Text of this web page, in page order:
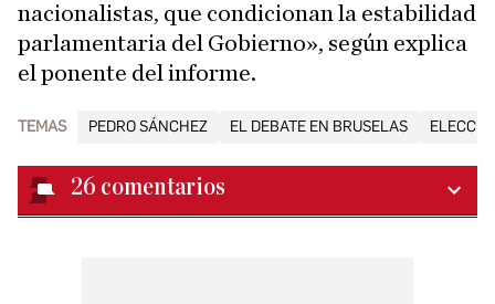
nacionalistas, que condicionan la estabilidad
parlamentaria del Gobierno», según explica
el ponente del informe.
TEMAS PEDRO SÁNCHEZ EL DEBATE EN BRUSELAS
26 comentarios